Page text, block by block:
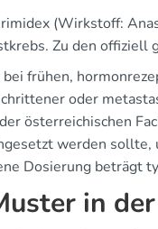
(Wirkstoff:
Zu den offiziell
frühen,
oder
österreichischen
werden sollte,
Dosierung beträgt
in